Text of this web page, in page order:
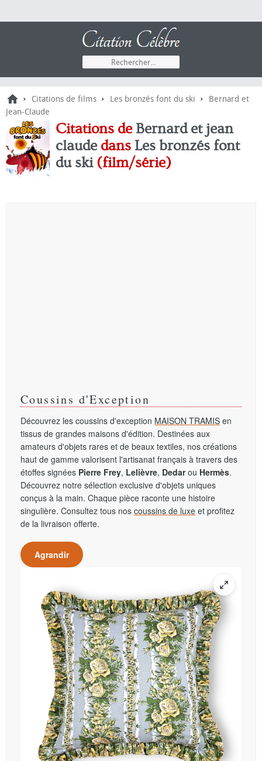
› Citations de films › Les bronzés font du ski ›
Bernard et
Jean-Claude
Citations de Bernard et jean
claudedans Les bronzés font
du ski(film/série)
Coussins d'Exception
Découvrez les coussins d'exception MAISON TRAMIS en
tissus de grandes maisons d'édition. Destinées aux
amateurs d'objets rares et de beaux textiles, nos créations
haut de gamme valorisent l'artisanat français à travers des
étoffes signées Pierre Frey, Lelièvre, Dedarou Hermès.
Découvrez notre sélection exclusive d'objets uniques
conçus à la main. Chaque pièce raconte une histoire
singulière. Consultez tous nos coussins de luxe et profitez
de la livraison offerte.
Agrandir